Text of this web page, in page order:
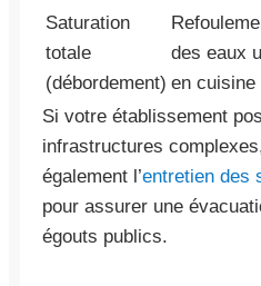
Saturation
totale
(débordement)
des eaux
en cuisine
Si votre établissement
infrastructures
également l’entretien des
pour assurer une
égouts publics.